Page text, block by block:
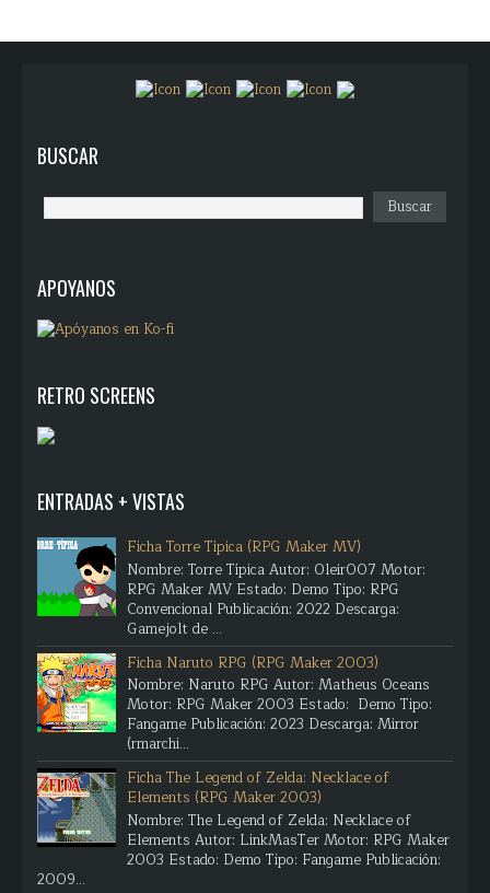
BUSCAR
APOYANOS
RETRO SCREENS
ENTRADAS + VISTAS
Ficha Torre Típica (RPG Maker MV)
Nombre: Torre Típica Autor: Oleir007 Motor:
RPG Maker MV Estado: Demo Tipo: RPG
Convencional Publicación: 2022 Descarga:
Gamejolt de ...
Ficha Naruto RPG (RPG Maker 2003)
Nombre: Naruto RPG Autor: Matheus Oceans
Motor: RPG Maker 2003 Estado: Demo Tipo:
Fangame Publicación: 2023 Descarga: Mirror
(rmarchi...
Ficha The Legend of Zelda: Necklace of
Elements (RPG Maker 2003)
Nombre: The Legend of Zelda: Necklace of
Elements Autor: LinkMasTer Motor: RPG Maker
2003 Estado: Demo Tipo: Fangame Publicación:
2009...